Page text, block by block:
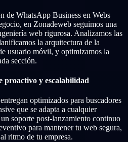
de WhatsApp Business en Webs
en Zonadeweb seguimos una
web rigurosa. Analizamos las
la arquitectura de la
usuario móvil, y optimizamos la
sección.
proactivo y escalabilidad
optimizados para buscadores
que se adapta a cualquier
soporte post-lanzamiento continuo
para mantener tu web segura,
ritmo de tu empresa.